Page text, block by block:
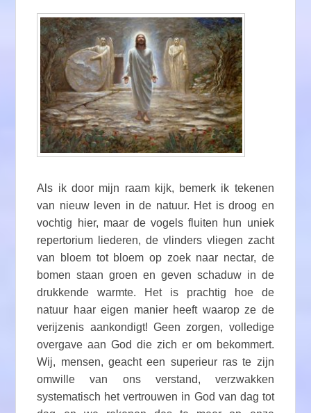
Als ik door mijn raam kijk, bemerk ik tekenen
van nieuw leven in de natuur. Het is droog en
vochtig hier, maar de vogels fluiten hun uniek
repertorium liederen, de vlinders vliegen zacht
van bloem tot bloem op zoek naar nectar, de
bomen staan groen en geven schaduw in de
drukkende warmte. Het is prachtig hoe de
natuur haar eigen manier heeft waarop ze de
verijzenis aankondigt! Geen zorgen, volledige
overgave aan God die zich er om bekommert.
Wij, mensen, geacht een superieur ras te zijn
omwille van ons verstand, verzwakken
systematisch het vertrouwen in God van dag tot